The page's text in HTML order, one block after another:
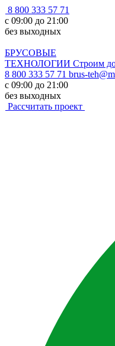
8 800 333 57 71
с 09:00 до 21:00
без выходных
БРУСОВЫЕ
ТЕХНОЛОГИИ Строим
8 800 333 57 71 brus-
с 09:00 до 21:00
без выходных
Рассчитать проект